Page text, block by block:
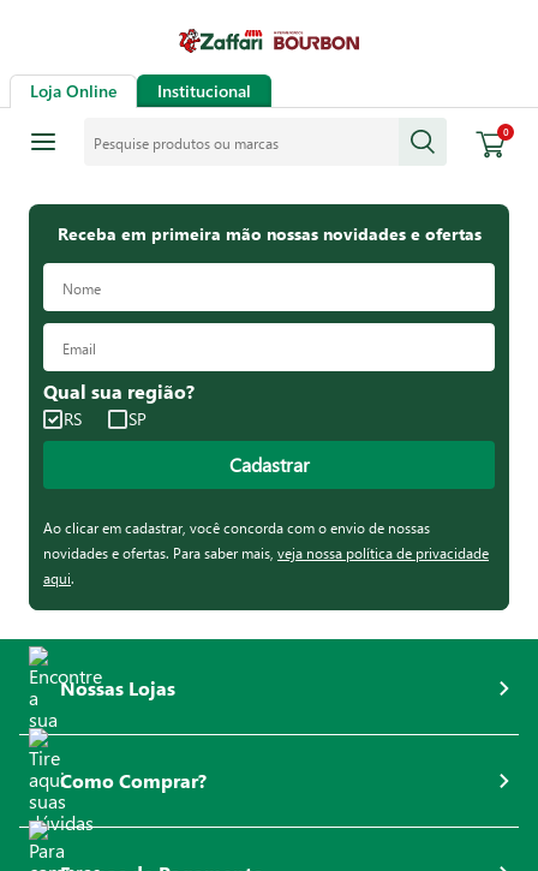
Loja Online Institucional
0
Receba em primeira mão nossas novidades e ofertas
Qual sua região?
RS SP
Cadastrar
Ao clicar em cadastrar, você concorda com o envio de nossas
novidades e ofertas. Para saber mais, veja nossa política de privacidade
aqui.
Nossas Lojas
Como Comprar?